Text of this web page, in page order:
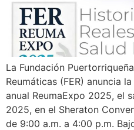
La Fundación
Reumáticas (FER) anuncia
anual ReumaExpo 2025, el
2025, en el Sheraton
de 9:00 a.m. a 4:00 p.m.